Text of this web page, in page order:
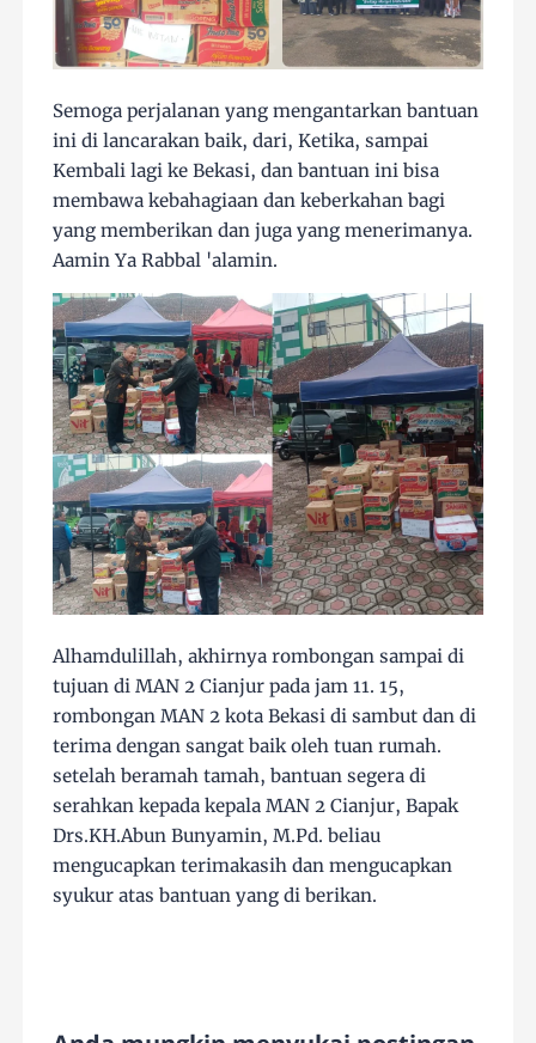
Semoga perjalanan yang mengantarkan bantuan
ini di lancarakan baik, dari, Ketika, sampai
Kembali lagi ke Bekasi, dan bantuan ini bisa
membawa kebahagiaan dan keberkahan bagi
yang memberikan dan juga yang menerimanya.
Aamin Ya Rabbal 'alamin.
Alhamdulillah, akhirnya rombongan sampai di
tujuan di MAN 2 Cianjur pada jam 11. 15,
rombongan MAN 2 kota Bekasi di sambut dan di
terima dengan sangat baik oleh tuan rumah.
setelah beramah tamah, bantuan segera di
serahkan kepada kepala MAN 2 Cianjur, Bapak
Drs.KH.Abun Bunyamin, M.Pd. beliau
mengucapkan terimakasih dan mengucapkan
syukur atas bantuan yang di berikan.